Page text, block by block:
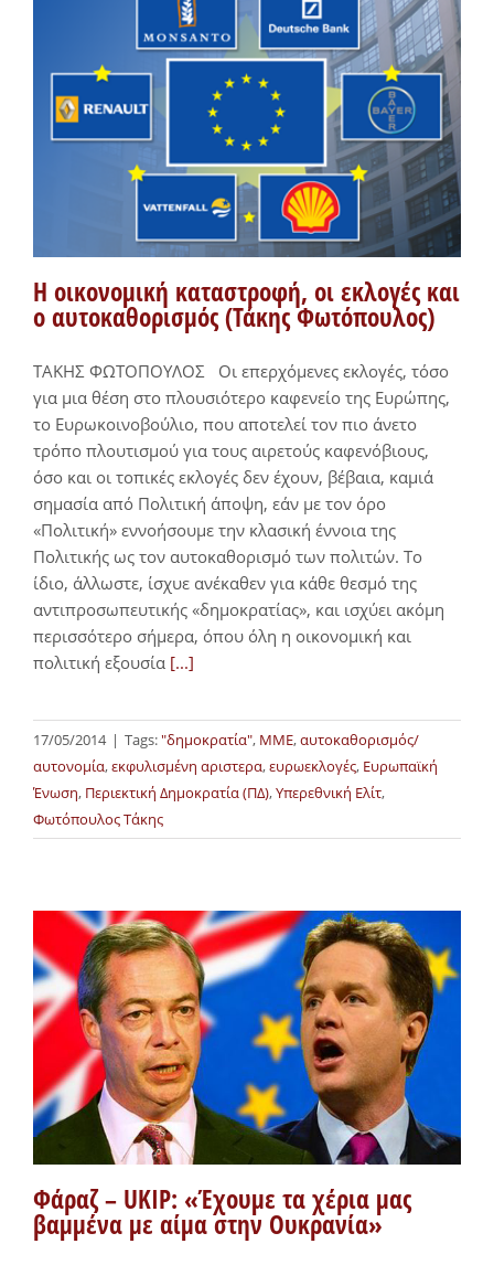
Η οικονομική καταστροφή, οι εκλογές και
ο αυτοκαθορισμός (Τάκης Φωτόπουλος)
ΤΑΚΗΣ ΦΩΤΟΠΟΥΛΟΣ Οι επερχόμενες εκλογές, τόσο
για μια θέση στο πλουσιότερο καφενείο της Ευρώπης,
το Ευρωκοινοβούλιο, που αποτελεί τον πιο άνετο
τρόπο πλουτισμού για τους αιρετούς καφενόβιους,
όσο και οι τοπικές εκλογές δεν έχουν, βέβαια, καμιά
σημασία από Πολιτική άποψη, εάν με τον όρο
«Πολιτική» εννοήσουμε την κλασική έννοια της
Πολιτικής ως τον αυτοκαθορισμό των πολιτών. Το
ίδιο, άλλωστε, ίσχυε ανέκαθεν για κάθε θεσμό της
αντιπροσωπευτικής «δημοκρατίας», και ισχύει ακόμη
περισσότερο σήμερα, όπου όλη η οικονομική και
πολιτική εξουσία [...]
17/05/2014 | Tags:"δημοκρατία", MME,αυτοκαθορισμός/
αυτονομία,εκφυλισμένη αριστερα,ευρωεκλογές, Ευρωπαϊκή
Ένωση, Περιεκτική Δημοκρατία (ΠΔ),Υπερεθνική Ελίτ,
Φωτόπουλος Τάκης
Φάραζ – UKIP: «Έχουμε τα χέρια μας
βαμμένα με αίμα στην Ουκρανία»